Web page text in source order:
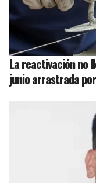
La reactivación no
junio arrastrada